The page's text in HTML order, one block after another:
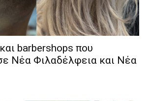
barbershops που
Νέα Φιλαδέλφεια και Νέα